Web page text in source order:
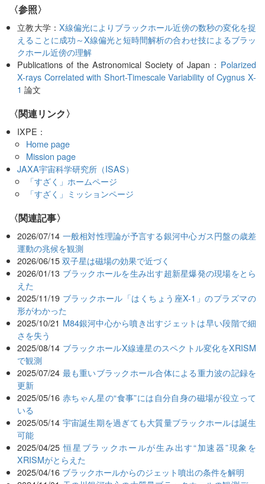
〈参照〉
立教大学： X線偏光によりブラックホール近傍の数秒の変化を捉
えることに成功～X線偏光と短時間解析の合わせ技によるブラッ
クホール近傍の理解
Publications of the Astronomical Society of Japan： Polarized
X-rays Correlated with Short-Timescale Variability of Cygnus X-
1 論文
〈関連リンク〉
IXPE：
Home page
Mission page
JAXA宇宙科学研究所（ISAS）
「すざく」ホームページ
「すざく」ミッションページ
関連記事
2026/07/14 一般相対性理論が予言する銀河中心ガス円盤の歳差
運動の兆候を観測
2026/06/15 双子星は磁場の効果で近づく
2026/01/13 ブラックホールを生み出す超新星爆発の現場をとら
えた
2025/11/19 ブラックホール「はくちょう座X-1」のプラズマの
形がわかった
2025/10/21 M84銀河中心から噴き出すジェットは早い段階で細
さを失う
2025/08/14 ブラックホールX線連星のスペクトル変化をXRISM
で観測
2025/07/24 最も重いブラックホール合体による重力波の記録を
更新
2025/05/16 赤ちゃん星の“食事”には自分自身の磁場が役立って
いる
2025/05/14 宇宙誕生期を過ぎても大質量ブラックホールは誕生
可能
2025/04/25 恒星ブラックホールが生み出す“加速器”現象を
XRISMがとらえた
2025/04/16 ブラックホールからのジェット噴出の条件を解明